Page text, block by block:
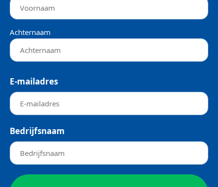
Achternaam
E-mailadres
Bedrijfsnaam